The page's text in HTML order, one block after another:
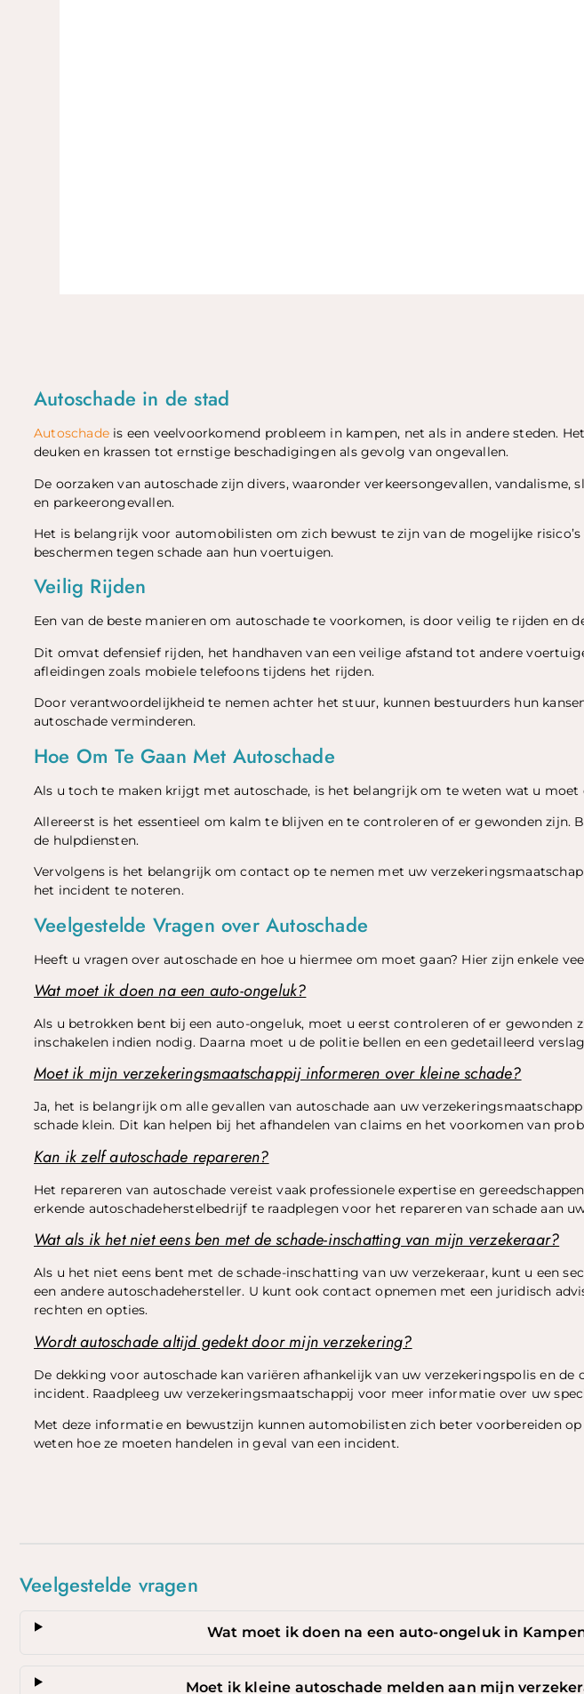
Top
Autoschade in de stad
Autoschade is een veelvoorkomend probleem in kampen, net als in andere steden.
deuken en krassen tot ernstige beschadigingen als gevolg van ongevallen.
De oorzaken van autoschade zijn divers, waaronder verkeersongevallen, vandalisme,
en parkeerongevallen.
Het is belangrijk voor automobilisten om zich bewust te zijn van de mogelijke risico’s
beschermen tegen schade aan hun voertuigen.
Veilig Rijden
Een van de beste manieren om autoschade te voorkomen, is door veilig te rijden en
Dit omvat defensief rijden, het handhaven van een veilige afstand tot andere
afleidingen zoals mobiele telefoons tijdens het rijden.
Door verantwoordelijkheid te nemen achter het stuur, kunnen bestuurders hun
autoschade verminderen.
Hoe Om Te Gaan Met Autoschade
Als u toch te maken krijgt met autoschade, is het belangrijk om te weten wat u moet
Allereerst is het essentieel om kalm te blijven en te controleren of er gewonden zijn.
de hulpdiensten.
Vervolgens is het belangrijk om contact op te nemen met uw
het incident te noteren.
Veelgestelde Vragen over Autoschade
Heeft u vragen over autoschade en hoe u hiermee om moet gaan? Hier zijn enkele
Wat moet ik doen na een auto-ongeluk?
Als u betrokken bent bij een auto-ongeluk, moet u eerst controleren of er gewonden
inschakelen indien nodig. Daarna moet u de politie bellen en een gedetailleerd
Moet ik mijn verzekeringsmaatschappij informeren over kleine schade?
Ja, het is belangrijk om alle gevallen van autoschade aan uw
schade klein. Dit kan helpen bij het afhandelen van claims en het voorkomen van
Kan ik zelf autoschade repareren?
Het repareren van autoschade vereist vaak professionele expertise en
erkende autoschadeherstelbedrijf te raadplegen voor het repareren van schade aan
Wat als ik het niet eens ben met de schade-inschatting van mijn verzekeraar?
Als u het niet eens bent met de schade-inschatting van uw verzekeraar, kunt u een
een andere autoschadehersteller. U kunt ook contact opnemen met een juridisch
rechten en opties.
Wordt autoschade altijd gedekt door mijn verzekering?
De dekking voor autoschade kan variëren afhankelijk van uw verzekeringspolis en de
incident. Raadpleeg uw verzekeringsmaatschappij voor meer informatie over uw
Met deze informatie en bewustzijn kunnen automobilisten zich beter voorbereiden
weten hoe ze moeten handelen in geval van een incident.
Veelgestelde vragen
Wat moet ik doen na een auto-ongeluk in
Moet ik kleine autoschade melden aan mijn